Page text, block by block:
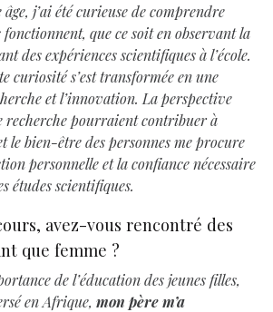
j’ai été curieuse de comprendre
fonctionnent, que ce soit en observant la
des expériences scientifiques à l’école.
curiosité s’est transformée en une
et l’innovation. La perspective
recherche pourraient contribuer à
le bien-être des personnes me procure
personnelle et la confiance nécessaire
études scientifiques.
avez-vous rencontré des
que femme ?
de l’éducation des jeunes filles,
en Afrique, mon père m’a